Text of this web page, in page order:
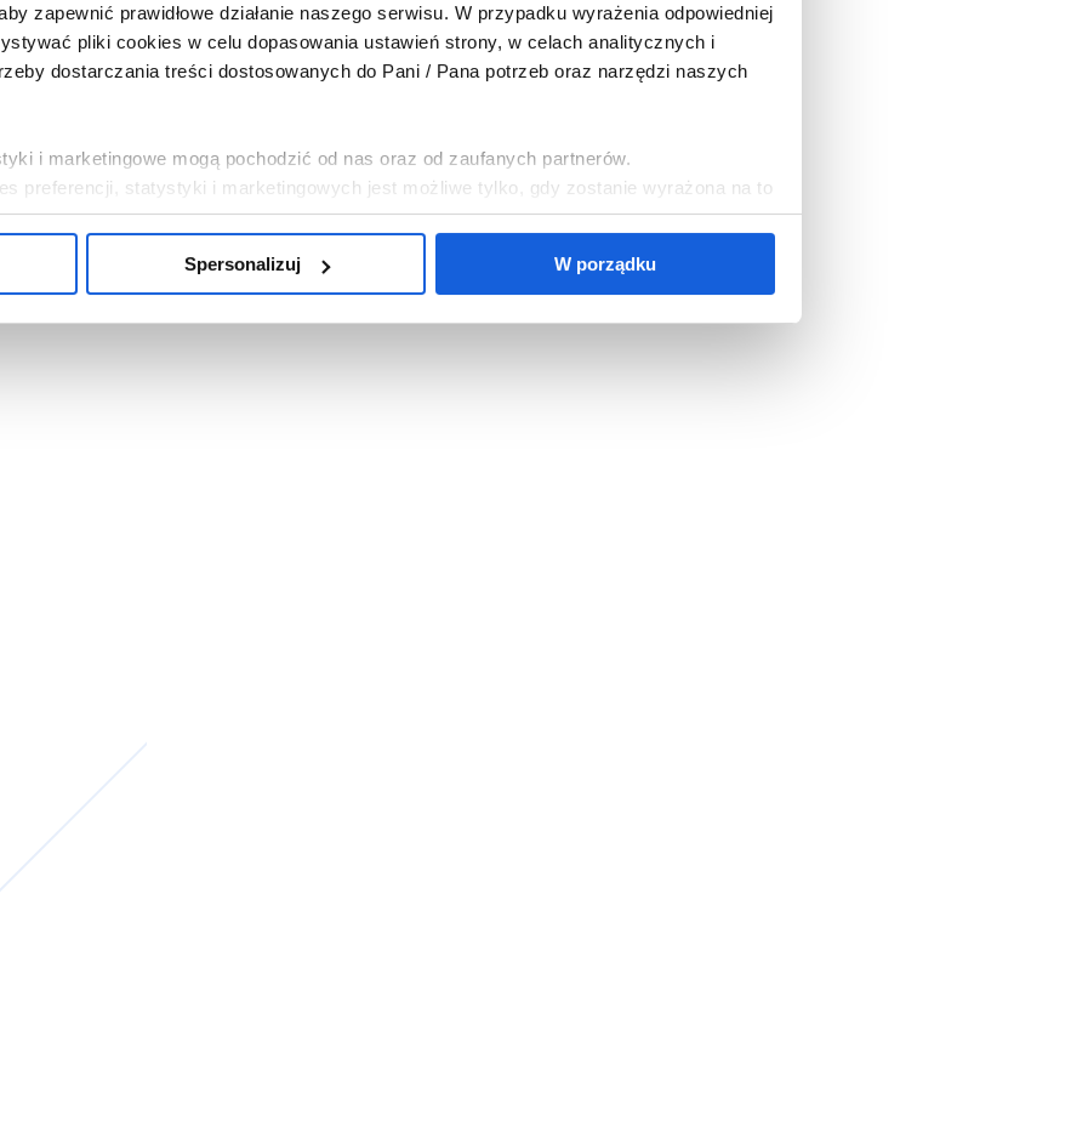
zapewnić prawidłowe działanie naszego serwisu. W przypadku wyrażenia odpowiedniej
pliki cookies w celu dopasowania ustawień strony, w celach analitycznych i
dostarczania treści dostosowanych do Pani / Pana potrzeb oraz narzędzi naszych
i marketingowe mogą pochodzić od nas oraz od zaufanych partnerów.
preferencji, statystyki i marketingowych jest możliwe tylko, gdy zostanie wyrażona na to
instalowali na Pani / Pana urządzeniu wszystkie pliki cookies, należy wybrać
Spersonalizuj W porządku